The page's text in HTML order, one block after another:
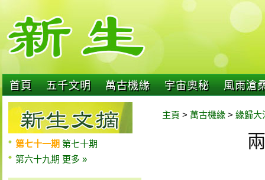
首頁 五千文明 萬古機緣 宇宙奧秘 風雨滄
第七十一期 第七十期
第六十九期 更多 »
主頁 > 萬古機緣 > 緣歸大